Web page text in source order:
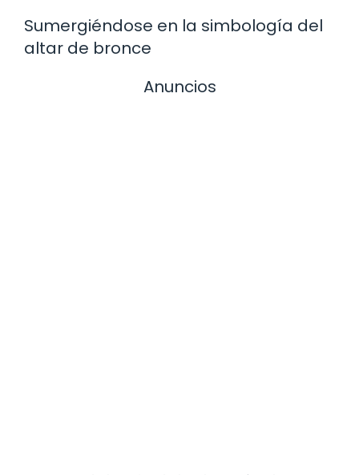
Sumergiéndose en la simbología del
altar de bronce
Anuncios